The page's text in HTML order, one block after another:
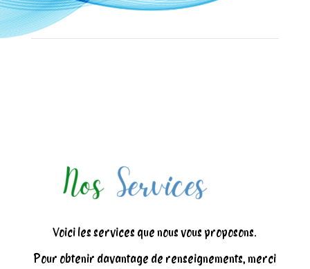
Voici les services que nous vous proposons.
Pour obtenir davantage de renseignements, merci